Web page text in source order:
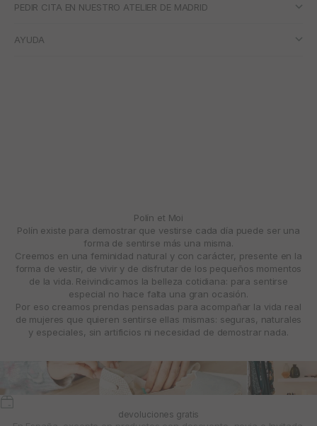
PEDIR CITA EN NUESTRO ATELIER DE MADRID
AYUDA
Polín et Moi
Polín existe para demostrar que vestirse cada día puede ser una
forma de sentirse más una misma.
Creemos en una feminidad natural y con carácter, presente en la
forma de vestir, de vivir y de disfrutar de los pequeños momentos
de la vida. Reivindicamos la belleza cotidiana: para sentirse
especial no hace falta una gran ocasión.
Por eso creamos prendas pensadas para acompañar la vida real
de mujeres que quieren sentirse ellas mismas: seguras, naturales
y especiales, sin artificios ni necesidad de demostrar nada.
devoluciones gratis